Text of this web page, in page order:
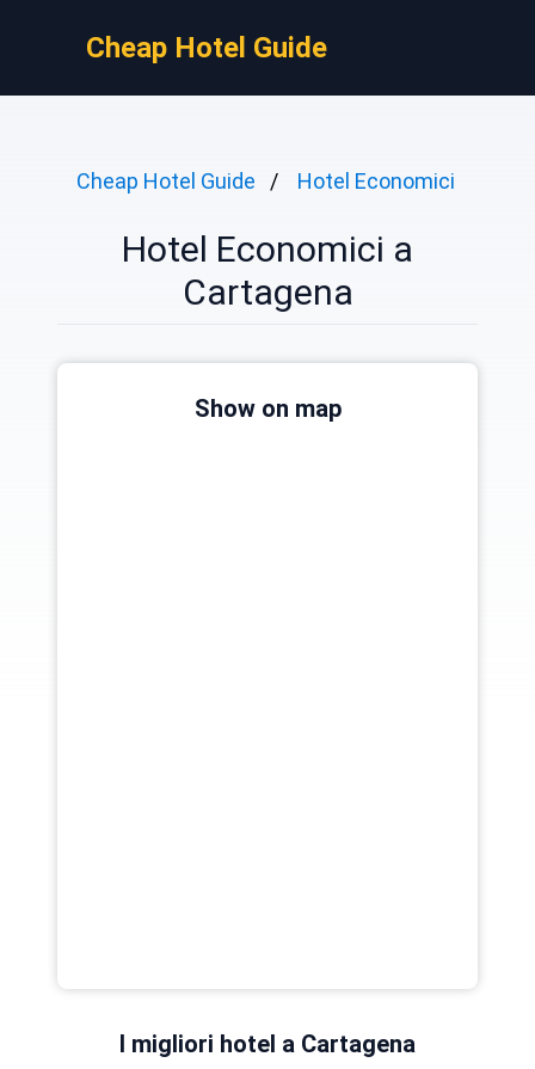
Cheap Hotel Guide
Cheap Hotel Guide Hotel Economici
Hotel Economici a
Cartagena
Show on map
I migliori hotel a Cartagena